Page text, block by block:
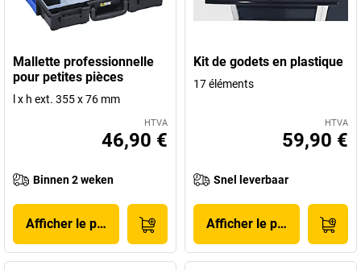
Mallette professionnelle
pour petites pièces
l x h ext. 355 x 76 mm
HTVA
46,90 €
Binnen 2 weken
Afficher le produit
Kit de godets en plastique
17 éléments
HTVA
59,90 €
Snel leverbaar
Afficher le produit